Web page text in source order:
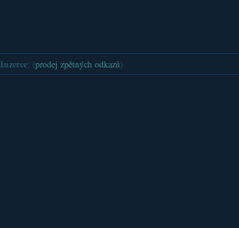
Inzerce: (prodej zpětných odkazů )